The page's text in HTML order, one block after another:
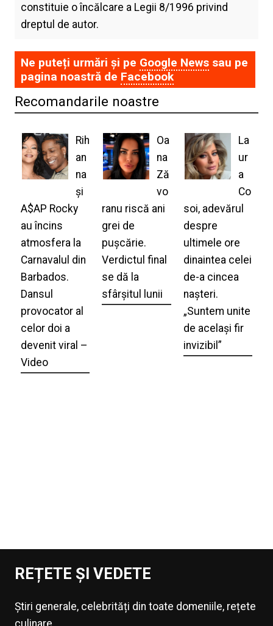
constituie o încălcare a Legii 8/1996 privind
dreptul de autor.
Ne puteți urmări și pe Google Newssau pe
pagina noastră de Facebook
Recomandarile noastre
Rih
an
na
și
A$AP Rocky
au încins
atmosfera la
Carnavalul din
Barbados.
Dansul
provocator al
celor doi a
devenit viral –
Video
Oa
na
Ză
vo
ranu riscă ani
grei de
pușcărie.
Verdictul final
se dă la
sfârșitul lunii
La
ur
a
Co
soi, adevărul
despre
ultimele ore
dinaintea celei
de-a cincea
nașteri.
„Suntem unite
de același fir
invizibil”
REȚETE ȘI VEDETE
Știri generale, celebrități din toate domeniile, rețete
culinare.